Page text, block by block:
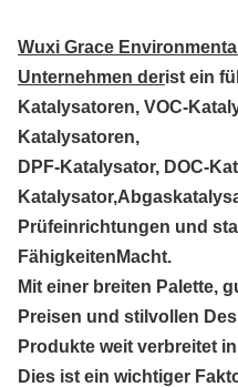
Wuxi Grace
Unternehmen derist ein
Katalysatoren, VOC-
Katalysatoren,
DPF-Katalysator, DOC-
Prüfeinrichtungen und
Fähigkeiten Macht.
Mit einer breiten Palette,
Preisen und stilvollen
Produkte weit verbreitet
Dies ist ein wichtiger